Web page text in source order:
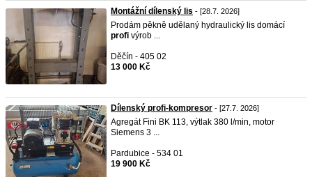
Montážní dílenský lis - [28.7. 2026]
Prodám pěkně udělaný hydraulický lis domácí
profi výrob ...
Děčín - 405 02
13 000 Kč
Dílenský profi-kompresor - [27.7. 2026]
Agregát Fini BK 113, výtlak 380 l/min, motor
Siemens 3 ...
Pardubice - 534 01
19 900 Kč